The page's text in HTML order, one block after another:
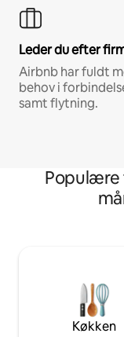
Leder du efter
Airbnb har fuldt
behov i
samt flytning.
Populære
Køkken